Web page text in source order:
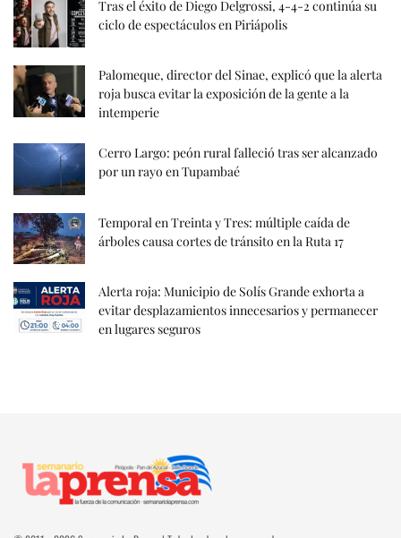
Tras el éxito de Diego Delgrossi, 4-4-2 continúa su
ciclo de espectáculos en Piriápolis
Palomeque, director del Sinae, explicó que la alerta
roja busca evitar la exposición de la gente a la
intemperie
Cerro Largo: peón rural falleció tras ser alcanzado
por un rayo en Tupambaé
Temporal en Treinta y Tres: múltiple caída de
árboles causa cortes de tránsito en la Ruta 17
Alerta roja: Municipio de Solís Grande exhorta a
evitar desplazamientos innecesarios y permanecer
en lugares seguros